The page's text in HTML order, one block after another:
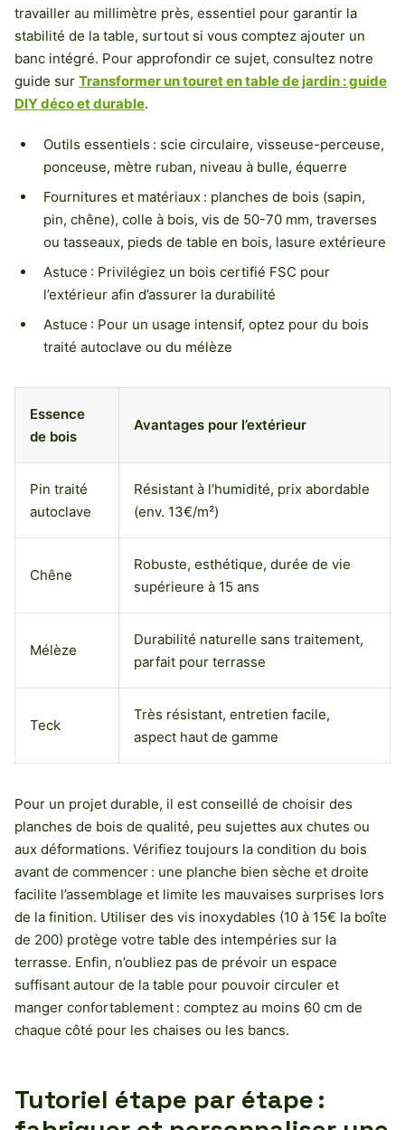
travailler au millimètre près, essentiel pour garantir la
stabilité de la table, surtout si vous comptez ajouter un
banc intégré. Pour approfondir ce sujet, consultez notre
guide sur Transformer un touret en table de jardin : guide
DIY déco et durable.
Outils essentiels : scie circulaire, visseuse-perceuse,
ponceuse, mètre ruban, niveau à bulle, équerre
Fournitures et matériaux : planches de bois (sapin,
pin, chêne), colle à bois, vis de 50-70 mm, traverses
ou tasseaux, pieds de table en bois, lasure extérieure
Astuce : Privilégiez un bois certifié FSC pour
l’extérieur afin d’assurer la durabilité
Astuce : Pour un usage intensif, optez pour du bois
traité autoclave ou du mélèze
Essence
de bois
Avantages pour l’extérieur
Pin traité
autoclave
Résistant à l’humidité, prix abordable
(env. 13€/m²)
Chêne
Robuste, esthétique, durée de vie
supérieure à 15 ans
Mélèze
Durabilité naturelle sans traitement,
parfait pour terrasse
Teck
Très résistant, entretien facile,
aspect haut de gamme
Pour un projet durable, il est conseillé de choisir des
planches de bois de qualité, peu sujettes aux chutes ou
aux déformations. Vérifiez toujours la condition du bois
avant de commencer : une planche bien sèche et droite
facilite l’assemblage et limite les mauvaises surprises lors
de la finition. Utiliser des vis inoxydables (10 à 15€ la boîte
de 200) protège votre table des intempéries sur la
terrasse. Enfin, n’oubliez pas de prévoir un espace
suffisant autour de la table pour pouvoir circuler et
manger confortablement : comptez au moins 60 cm de
chaque côté pour les chaises ou les bancs.
Tutoriel étape par étape :